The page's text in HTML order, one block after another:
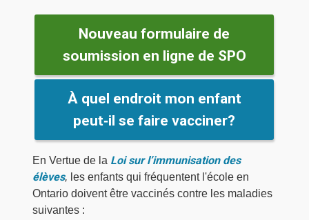
Nouveau formulaire de
soumission en ligne de SPO
À quel endroit mon enfant
peut‑il se faire vacciner?
En Vertue de la Loi sur l’immunisation des
élèves, les enfants qui fréquentent l'école en
Ontario doivent être vaccinés contre les maladies
suivantes :